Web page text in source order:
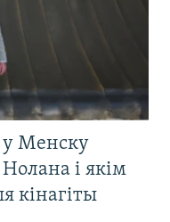
у Менску
і якім
кінагіты